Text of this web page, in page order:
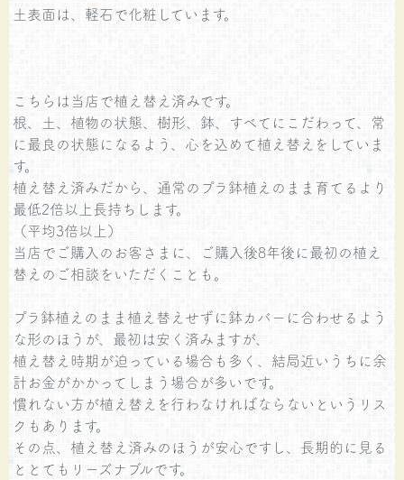
土表面は、軽石で化粧しています。
こちらは当店で植え替え済みです。
根、土、植物の状態、樹形、鉢、すべてにこだわって、常
に最良の状態になるよう、心を込めて植え替えをしていま
す。
植え替え済みだから、通常のプラ鉢植えのまま育てるより
最低2倍以上長持ちします。
（平均3倍以上）
当店でご購入のお客さまに、ご購入後8年後に最初の植え
替えのご相談をいただくことも。
プラ鉢植えのまま植え替えせずに鉢カバーに合わせるよう
な形のほうが、最初は安く済みますが、
植え替え時期が迫っている場合も多く、結局近いうちに余
計お金がかかってしまう場合が多いです。
慣れない方が植え替えを行わなければならないというリス
クもあります。
その点、植え替え済みのほうが安心ですし、長期的に見る
ととてもリーズナブルです。